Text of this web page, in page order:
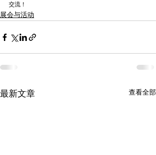
交流！
展会与活动
最新文章 查看全部